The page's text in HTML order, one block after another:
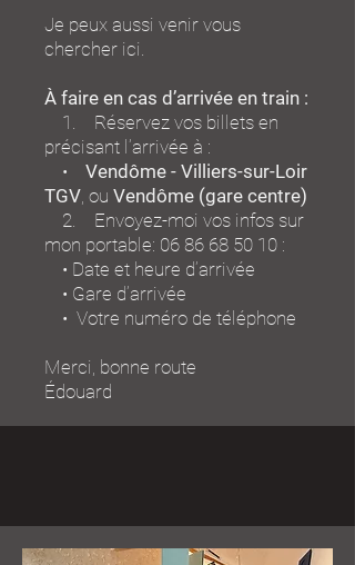
Je peux aussi venir vous
chercher ici.
À faire en cas d’arrivée en train :
1. Réservez vos billets en
précisant l’arrivée à :
• Vendôme - Villiers-sur-Loir
TGV, ou Vendôme (gare centre)
2. Envoyez-moi vos infos sur
mon portable: 06 86 68 50 10 :
• Date et heure d’arrivée
• Gare d’arrivée
• Votre numéro de téléphone
Merci, bonne route
Édouard